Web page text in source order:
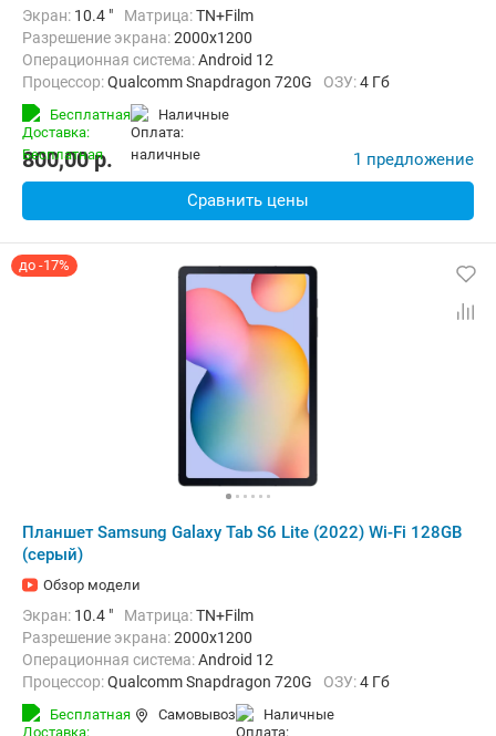
Экран: 10.4 " Матрица:TN+Film
Разрешение экрана:2000x1200
Операционная система:Android 12
Процессор:Qualcomm Snapdragon 720G ОЗУ:4 Гб
Встроенная память:
Беспроводная связь:Bluetooth, Wi-Fi
Бесплатная наличные
800,00p. 1 предложение
Сравнить цены
до -17%
Планшет Samsung Galaxy Tab S6 Lite (2022) Wi-Fi 128GB
(серый)
Обзор модели
Экран: 10.4 " Матрица:TN+Film
Разрешение экрана:2000x1200
Операционная система:Android 12
Процессор:Qualcomm Snapdragon 720G ОЗУ:4 Гб
Встроенная память:
Тыловая камера:
Беспроводная связь:
Bluetooth, Wi-Fi
Бесплатная Самовывоз наличные